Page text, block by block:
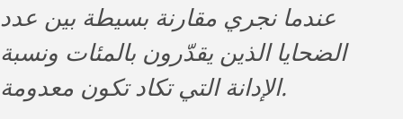
عندما نجري مقارنة بسيطة بين عدد
الضحايا الذين يقدّرون بالمئات ونسبة
الإدانة التي تكاد تكون معدومة.